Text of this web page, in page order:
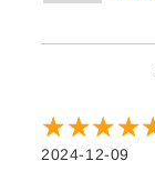
2024-12-09